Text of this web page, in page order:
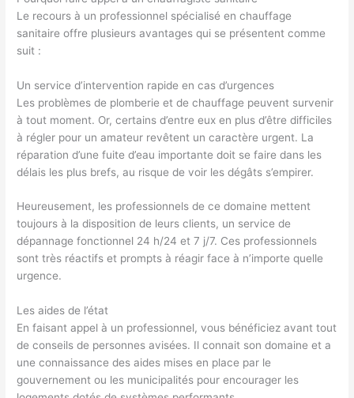
Le recours à un professionnel spécialisé en chauffage
sanitaire offre plusieurs avantages qui se présentent comme
suit :
Un service d’intervention rapide en cas d’urgences
Les problèmes de plomberie et de chauffage peuvent survenir
à tout moment. Or, certains d’entre eux en plus d’être difficiles
à régler pour un amateur revêtent un caractère urgent. La
réparation d’une fuite d’eau importante doit se faire dans les
délais les plus brefs, au risque de voir les dégâts s’empirer.
Heureusement, les professionnels de ce domaine mettent
toujours à la disposition de leurs clients, un service de
dépannage fonctionnel 24 h/24 et 7 j/7. Ces professionnels
sont très réactifs et prompts à réagir face à n’importe quelle
urgence.
Les aides de l’état
En faisant appel à un professionnel, vous bénéficiez avant tout
de conseils de personnes avisées. Il connait son domaine et a
une connaissance des aides mises en place par le
gouvernement ou les municipalités pour encourager les